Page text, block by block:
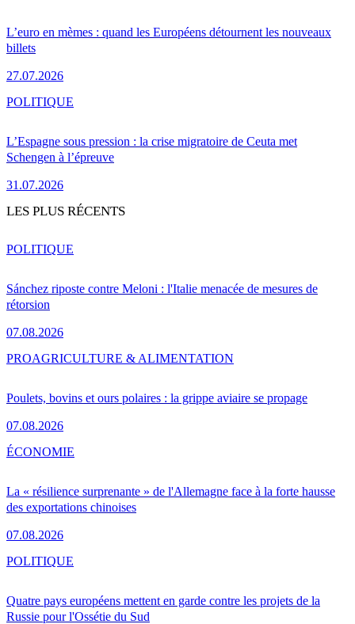
L’euro en mèmes : quand les Européens détournent les nouveaux
billets
27.07.2026
L’Espagne sous pression : la crise migratoire de Ceuta met
Schengen à l’épreuve
31.07.2026
POLITIQUE
LES PLUS RÉCENTS
Sánchez riposte contre Meloni : l'Italie menacée de mesures de
rétorsion
07.08.2026
POLITIQUE
Poulets, bovins et ours polaires : la grippe aviaire se propage
07.08.2026
PROAGRICULTURE & ALIMENTATION
La « résilience surprenante » de l'Allemagne face à la forte hausse
des exportations chinoises
07.08.2026
ÉCONOMIE
Quatre pays européens mettent en garde contre les projets de la
Russie pour l'Ossétie du Sud
POLITIQUE